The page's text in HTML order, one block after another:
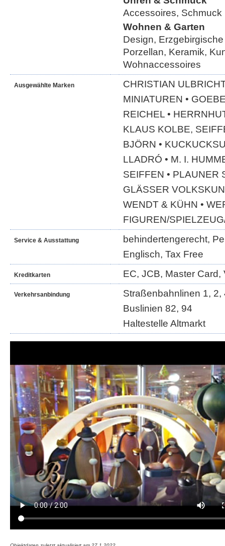
Accessoires, Schmuck
Wohnen & Garten
Design,
Porzellan, Keramik,
Wohnaccessoires
Ausgewählte Marken
CHRISTIAN
MINIATUREN •
REICHEL •
KLAUS KOLBE,
BJÖRN •
LLADRÓ • M. I.
SEIFFEN • PLAUNER
GLÄSSER
WENDT & KÜHN •
FIGUREN/
Service & Ausstattung
behindertengerecht,
Englisch, Tax Free
Kreditkarten EC, JCB, Master Card,
Verkehrsanbindung
Straßenbahnlinen 1, 2,
Buslinien 82, 94
Haltestelle Altmarkt